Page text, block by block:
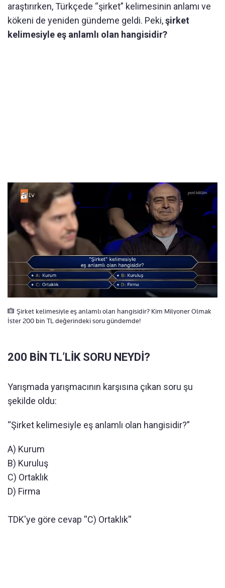
araştırırken, Türkçede “şirket” kelimesinin anlamı ve
kökeni de yeniden gündeme geldi. Peki,şirket
kelimesiyle eş anlamlı olan hangisidir?
Şirket kelimesiyle eş anlamlı olan hangisidir? Kim Milyoner Olmak
İster 200 bin TL değerindeki soru gündemde!
200 BİN TL’LİK SORU NEYDİ?
Yarışmada yarışmacının karşısına çıkan soru şu
şekilde oldu:
“Şirket kelimesiyle eş anlamlı olan hangisidir?”
A) Kurum
B) Kuruluş
C) Ortaklık
D) Firma
TDK'ye göre cevap ''C) Ortaklık''